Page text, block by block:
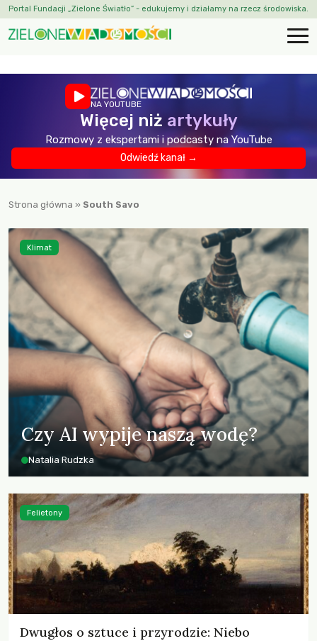
Portal Fundacji „Zielone Światło” - edukujemy i działamy na rzecz środowiska.
NA YOUTUBE
Więcej niż artykuły
Rozmowy z ekspertami i podcasty na YouTube
Odwiedź kanał →
Strona główna » South Savo
Czy AI wypije naszą wodę?
Natalia Rudzka
Klimat
Dwugłos o sztuce i przyrodzie: Niebo
Felietony